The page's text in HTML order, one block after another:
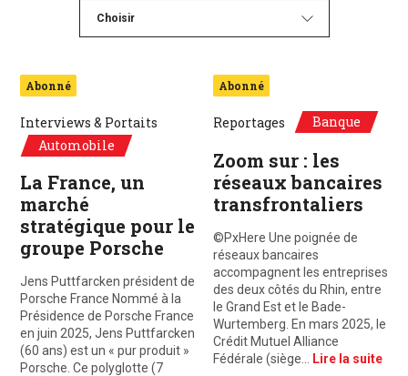
Choisir
Abonné
Interviews & Portaits
Automobile
La France, un
marché
stratégique pour le
groupe Porsche
Jens Puttfarcken président de
Porsche France Nommé à la
Présidence de Porsche France
en juin 2025, Jens Puttfarcken
(60 ans) est un « pur produit »
Porsche. Ce polyglotte (7
Abonné
Reportages Banque
Zoom sur : les
réseaux bancaires
transfrontaliers
©PxHere Une poignée de
réseaux bancaires
accompagnent les entreprises
des deux côtés du Rhin, entre
le Grand Est et le Bade-
Wurtemberg. En mars 2025, le
Crédit Mutuel Alliance
Fédérale (siège…
Lire la suite